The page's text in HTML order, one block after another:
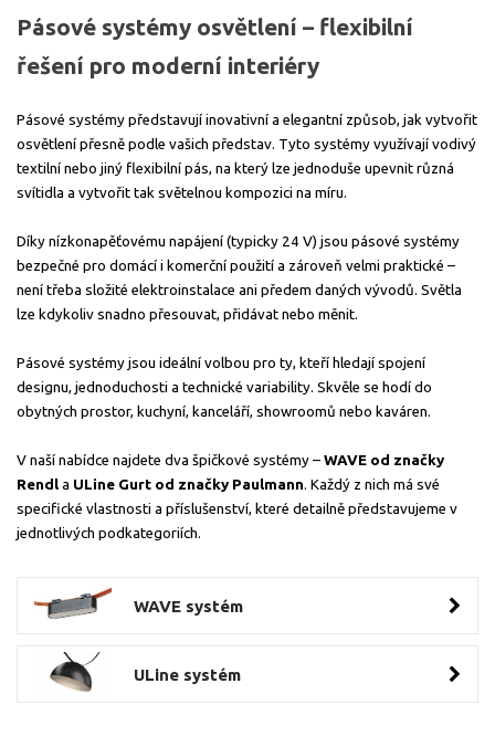
Pásové systémy osvětlení – flexibilní
řešení pro moderní interiéry
Pásové systémy představují inovativní a elegantní způsob, jak vytvořit
osvětlení přesně podle vašich představ. Tyto systémy využívají vodivý
textilní nebo jiný flexibilní pás, na který lze jednoduše upevnit různá
svítidla a vytvořit tak světelnou kompozici na míru.
Díky nízkonapěťovému napájení (typicky 24 V) jsou pásové systémy
bezpečné pro domácí i komerční použití a zároveň velmi praktické –
není třeba složité elektroinstalace ani předem daných vývodů. Světla
lze kdykoliv snadno přesouvat, přidávat nebo měnit.
Pásové systémy jsou ideální volbou pro ty, kteří hledají spojení
designu, jednoduchosti a technické variability. Skvěle se hodí do
obytných prostor, kuchyní, kanceláří, showroomů nebo kaváren.
V naší nabídce najdete dva špičkové systémy – WAVE od značky
Rendl a ULine Gurt od značky Paulmann. Každý z nich má své
specifické vlastnosti a příslušenství, které detailně představujeme v
jednotlivých podkategoriích.
WAVE systém
ULine systém